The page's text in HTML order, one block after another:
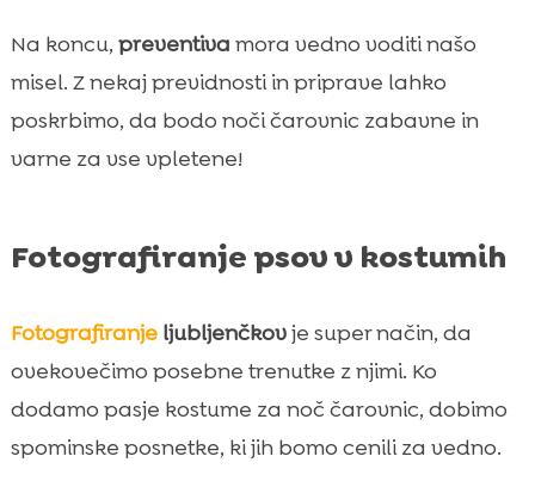
Na koncu, preventiva mora vedno voditi našo
misel. Z nekaj previdnosti in priprave lahko
poskrbimo, da bodo noči čarovnic zabavne in
varne za vse vpletene!
Fotografiranje psov v kostumih
Fotografiranjeljubljenčkovje super način, da
ovekovečimo posebne trenutke z njimi. Ko
dodamo pasje kostume za noč čarovnic, dobimo
spominske posnetke, ki jih bomo cenili za vedno.